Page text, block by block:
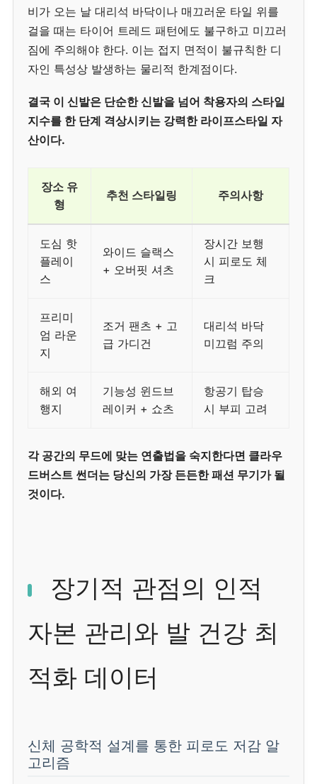
비가 오는 날 대리석 바닥이나 매끄러운 타일 위를
걸을 때는 타이어 트레드 패턴에도 불구하고 미끄러
짐에 주의해야 한다. 이는 접지 면적이 불규칙한 디
자인 특성상 발생하는 물리적 한계점이다.
결국 이 신발은 단순한 신발을 넘어 착용자의 스타일
지수를 한 단계 격상시키는 강력한 라이프스타일 자
산이다.
장소 유
형
추천 스타일링 주의사항
도심 핫
플레이
스
와이드 슬랙스
+ 오버핏 셔츠
장시간 보행
시 피로도 체
크
프리미
엄 라운
지
조거 팬츠 + 고
급 가디건
대리석 바닥
미끄럼 주의
해외 여
행지
기능성 윈드브
레이커 + 쇼츠
항공기 탑승
시 부피 고려
각 공간의 무드에 맞는 연출법을 숙지한다면 클라우
드버스트 썬더는 당신의 가장 든든한 패션 무기가 될
것이다.
장기적 관점의 인적
자본 관리와 발 건강 최
적화 데이터
신체 공학적 설계를 통한 피로도 저감 알
고리즘